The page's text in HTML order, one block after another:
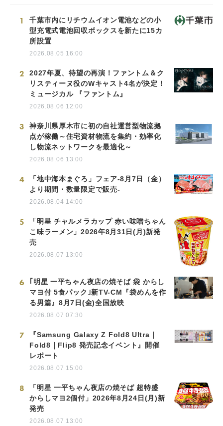
1
千葉市内にリチウムイオン電池などの小
型充電式電池回収ボックスを新たに15カ
所設置
2026.08.05 16:00
2
2027年夏、待望の再演！ファントム＆ク
リスティーヌ役のWキャスト4名が決定！
ミュージカル 『ファントム』
2026.08.06 12:00
3
神奈川県厚木市に初の自社運営型物流拠
点が稼働～住宅資材物流を集約・効率化
し物流ネットワークを最適化～
2026.08.06 13:00
4
「地中海本まぐろ」フェア-8月7日（金）
より期間・数量限定で販売-
2026.08.04 14:00
5
「明星 チャルメラカップ 赤い味噌ちゃん
こ味ラーメン」2026年8月31日(月)新発
売
2026.08.07 13:00
6
｢明星 一平ちゃん夜店の焼そば 袋 からし
マヨ付 5食パック｣新TV-CM『袋めんを作
る男篇』8月7日(金)全国放映
2026.08.07 07:30
7
『Samsung Galaxy Z Fold8 Ultra｜
Fold8｜Flip8 発売記念イベント』開催
レポート
2026.08.07 15:00
8
「明星 一平ちゃん夜店の焼そば 超特盛
からしマヨ2個付」2026年8月24日(月)新
発売
2026.08.07 13:00